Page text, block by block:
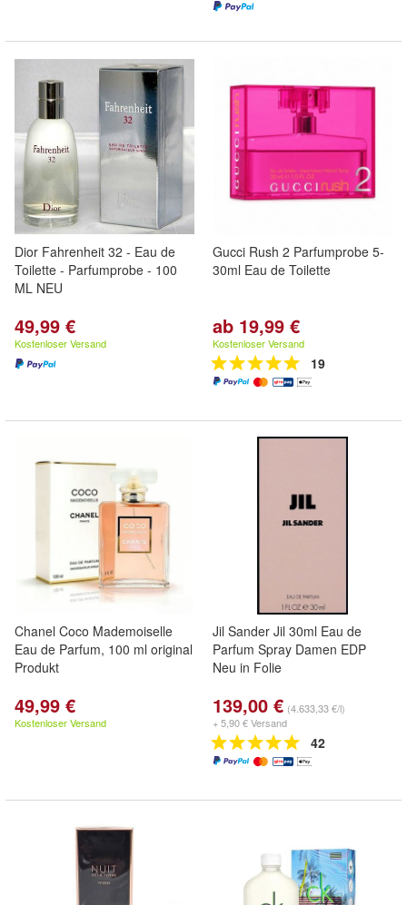
Dior Fahrenheit 32 - Eau de
Toilette - Parfumprobe - 100
ML NEU
49,99 €
Kostenloser Versand
Gucci Rush 2 Parfumprobe 5-
30ml Eau de Toilette
ab 19,99 €
Kostenloser Versand
19
Chanel Coco Mademoiselle
Eau de Parfum, 100 ml original
Produkt
49,99 €
Kostenloser Versand
Jil Sander Jil 30ml Eau de
Parfum Spray Damen EDP
Neu in Folie
139,00 € (4.633,33 €/l)
+ 5,90 € Versand
42